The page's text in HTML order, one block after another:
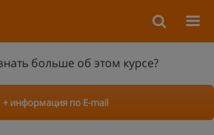
больше об этом курсе?
+ информация по E-mail